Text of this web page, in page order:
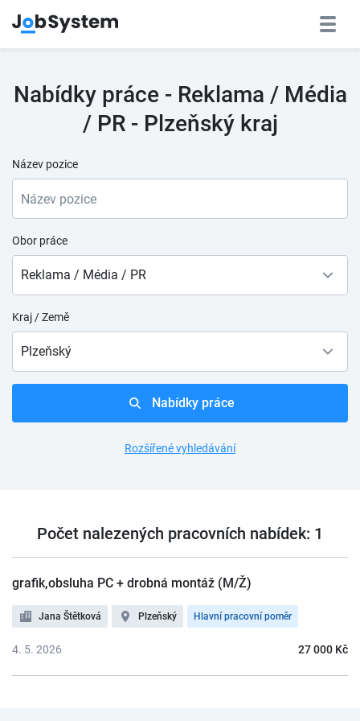
Nabídky práce - Reklama / Média
/ PR - Plzeňský kraj
Název pozice
Obor práce
Reklama / Média / PR
Kraj / Země
Plzeňský
Nabídky práce
Rozšířené vyhledávání
Počet nalezených pracovních nabídek: 1
grafik,obsluha PC + drobná montáž (M/Ž)
Jana Štětková Plzeňský Hlavní pracovní poměr
27 000 Kč
4. 5. 2026